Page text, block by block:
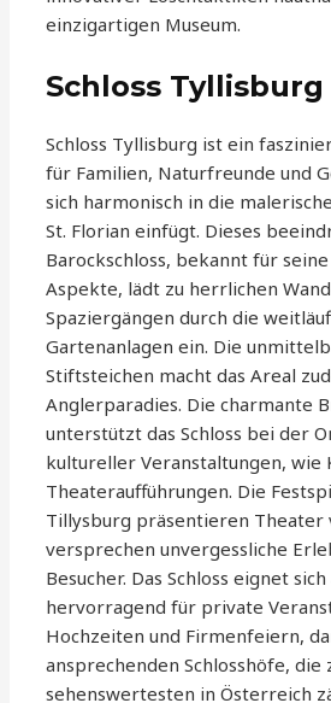
einzigartigen Museum.
Schloss Tyllisburg
Schloss Tyllisburg ist ein
für Familien, Naturfreunde und
sich harmonisch in die
St. Florian einfügt. Dieses
Barockschloss, bekannt für
Aspekte, lädt zu herrlichen
Spaziergängen durch die
Gartenanlagen ein. Die
Stiftsteichen macht das Areal
Anglerparadies. Die charmante
unterstützt das Schloss bei der
kultureller Veranstaltungen, wie
Theateraufführungen. Die
Tillysburg präsentieren Theater
versprechen unvergessliche
Besucher. Das Schloss eignet sich
hervorragend für private
Hochzeiten und Firmenfeiern,
ansprechenden Schlosshöfe, die
sehenswertesten in Österreich